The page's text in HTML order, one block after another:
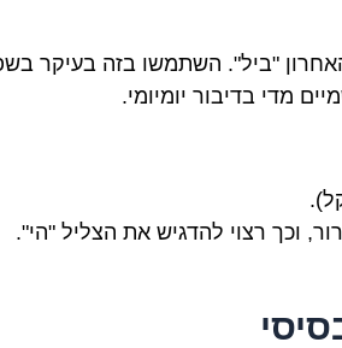
"ביל". השתמשו בזה בעיקר
מדי בדיבור יומיומי.